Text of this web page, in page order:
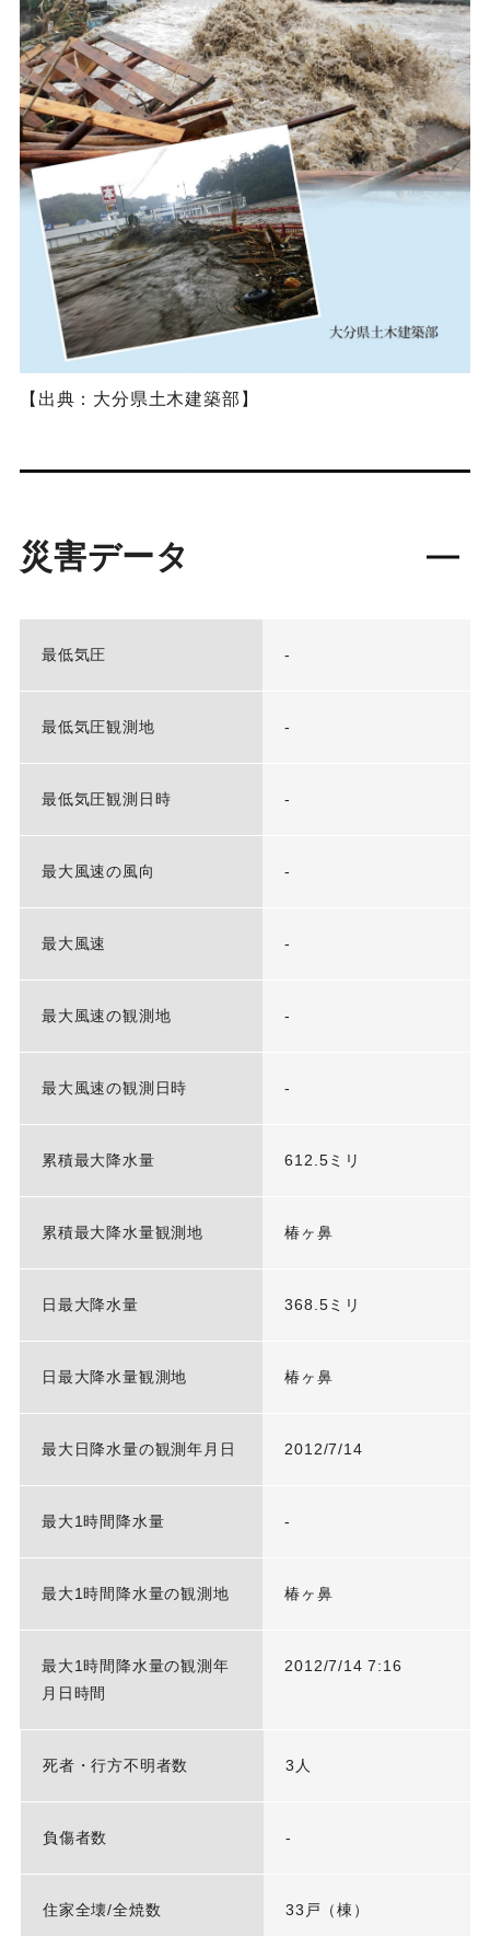
【出典：大分県土木建築部】
災害データ
最低気圧 -
最低気圧観測地 -
最低気圧観測日時 -
最大風速の風向 -
最大風速 -
最大風速の観測地 -
最大風速の観測日時 -
累積最大降水量 612.5ミリ
累積最大降水量観測地 椿ヶ鼻
日最大降水量 368.5ミリ
日最大降水量観測地 椿ヶ鼻
最大日降水量の観測年月日 2012/7/14
最大1時間降水量 -
最大1時間降水量の観測地 椿ヶ鼻
最大1時間降水量の観測年
月日時間
2012/7/14 7:16
死者・行方不明者数 3人
負傷者数 -
住家全壊/全焼数 33戸（棟）